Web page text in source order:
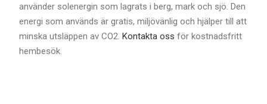
använder solenergin som lagrats i berg, mark och sjö. Den
energi som används är gratis, miljövänlig och hjälper till att
minska utsläppen av CO2. Kontakta oss för kostnadsfritt
hembesök.